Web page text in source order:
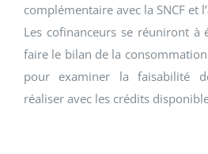
complémentaire avec la SNCF et
Les cofinanceurs se réuniront à
faire le bilan de la
pour examiner la faisabilité
réaliser avec les crédits